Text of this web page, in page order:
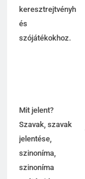
keresztrejtvényhez
és
szójátékokhoz.
Mit jelent?
Szavak, szavak
jelentése,
szinoníma,
szinoníma